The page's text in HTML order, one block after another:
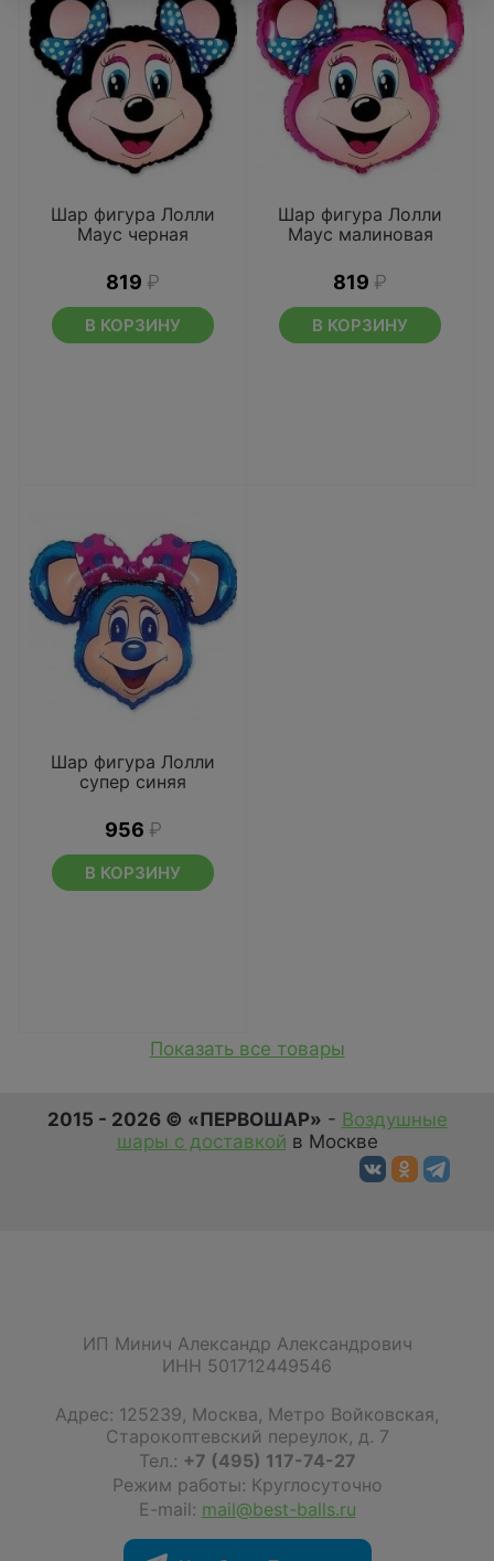
Шар фигура Лолли
Маус черная
819 ₽
В КОРЗИНУ
Шар фигура Лолли
Маус малиновая
819 ₽
В КОРЗИНУ
Шар фигура Лолли
супер синяя
956 ₽
В КОРЗИНУ
Показать все товары
2015 - 2026 © «ПЕРВОШАР» - Воздушные
шары с доставкой в Москве
ИП Минич Александр Александрович
ИНН 501712449546
Адрес: 125239, Москва, Метро Войковская,
Старокоптевский переулок, д. 7
Тел.: +7 (495) 117-74-27
Режим работы: Круглосуточно
E-mail: mail@best-balls.ru